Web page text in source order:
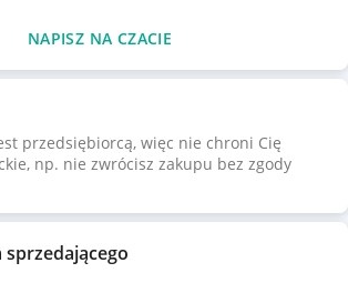
NAPISZ NA CZACIE
przedsiębiorcą, więc nie chroni Cię
np. nie zwrócisz zakupu bez zgody
sprzedającego